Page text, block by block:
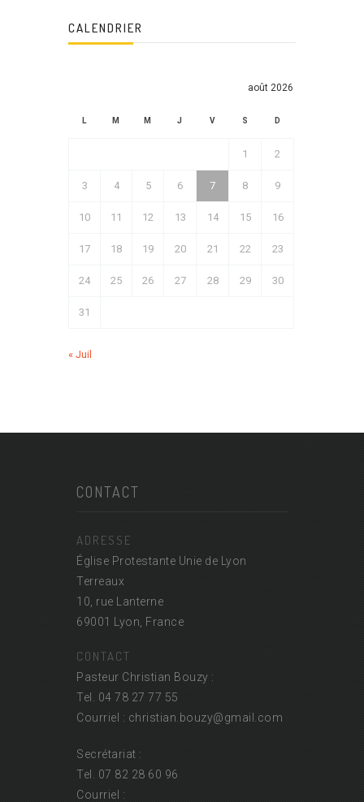
CALENDRIER
août 2026
L M M J V S D
1 2
3 4 5 6 7 8 9
10 11 12 13 14 15 16
17 18 19 20 21 22 23
24 25 26 27 28 29 30
31
« Juil
CONTACT
ADRESSE
Église Protestante Unie de Lyon
Terreaux
10, rue Lanterne
69001 Lyon, France
CONTACT
Pasteur Christian Bouzy :
Tel. 04 78 27 77 55
Courriel : christian.bouzy@gmail.com
Secrétariat :
Tel. 07 82 28 60 96
Courriel :